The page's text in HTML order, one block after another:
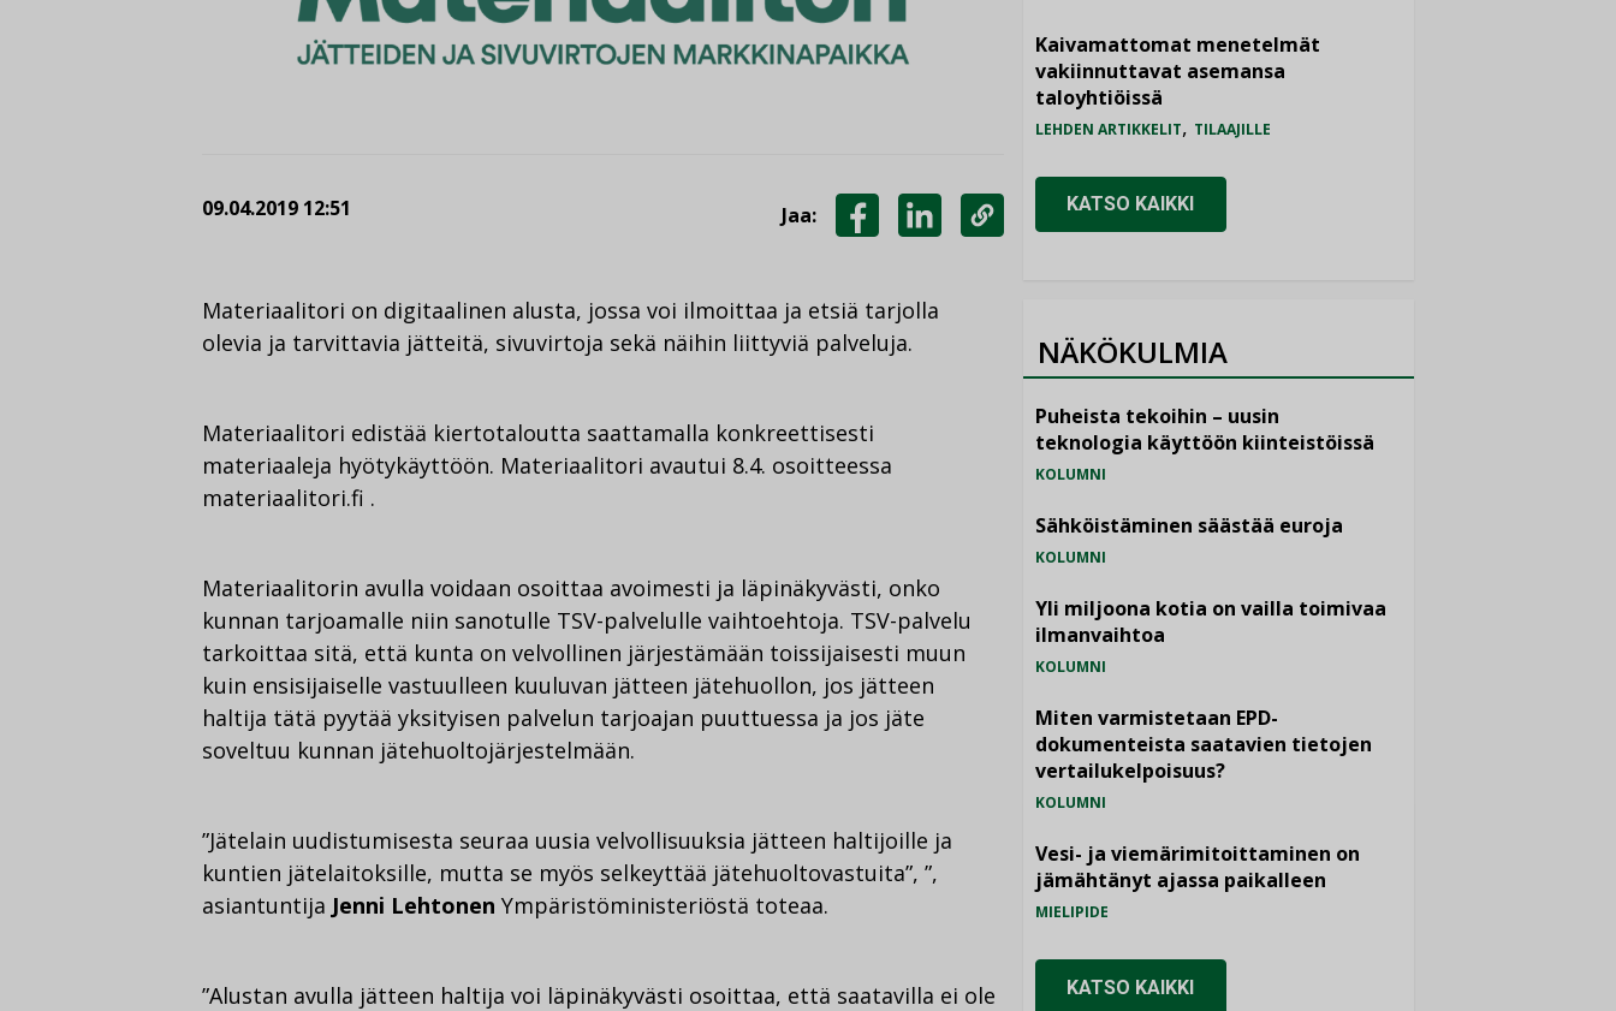
09.04.2019 12:51 Jaa:
Materiaalitori on digitaalinen alusta, jossa voi ilmoittaa ja etsiä tarjolla
olevia ja tarvittavia jätteitä, sivuvirtoja sekä näihin liittyviä palveluja.
Materiaalitori edistää kiertotaloutta saattamalla konkreettisesti
materiaaleja hyötykäyttöön. Materiaalitori avautui 8.4. osoitteessa
materiaalitori.fi .
Materiaalitorin avulla voidaan osoittaa avoimesti ja läpinäkyvästi, onko
kunnan tarjoamalle niin sanotulle TSV-palvelulle vaihtoehtoja. TSV-palvelu
tarkoittaa sitä, että kunta on velvollinen järjestämään toissijaisesti muun
kuin ensisijaiselle vastuulleen kuuluvan jätteen jätehuollon, jos jätteen
haltija tätä pyytää yksityisen palvelun tarjoajan puuttuessa ja jos jäte
soveltuu kunnan jätehuoltojärjestelmään.
”Jätelain uudistumisesta seuraa uusia velvollisuuksia jätteen haltijoille ja
kuntien jätelaitoksille, mutta se myös selkeyttää jätehuoltovastuita”, ”,
asiantuntija Jenni Lehtonen Ympäristöministeriöstä toteaa.
”Alustan avulla jätteen haltija voi läpinäkyvästi osoittaa, että saatavilla ei ole
Kaivamattomat menetelmät
vakiinnuttavat asemansa
taloyhtiöissä
LEHDEN ARTIKKELIT, TILAAJILLE
KATSO KAIKKI
NÄKÖKULMIA
Puheista tekoihin – uusin
teknologia käyttöön kiinteistöissä
KOLUMNI
Sähköistäminen säästää euroja
KOLUMNI
Yli miljoona kotia on vailla toimivaa
ilmanvaihtoa
KOLUMNI
Miten varmistetaan EPD-
dokumenteista saatavien tietojen
vertailukelpoisuus?
KOLUMNI
Vesi- ja viemärimitoittaminen on
jämähtänyt ajassa paikalleen
MIELIPIDE
KATSO KAIKKI